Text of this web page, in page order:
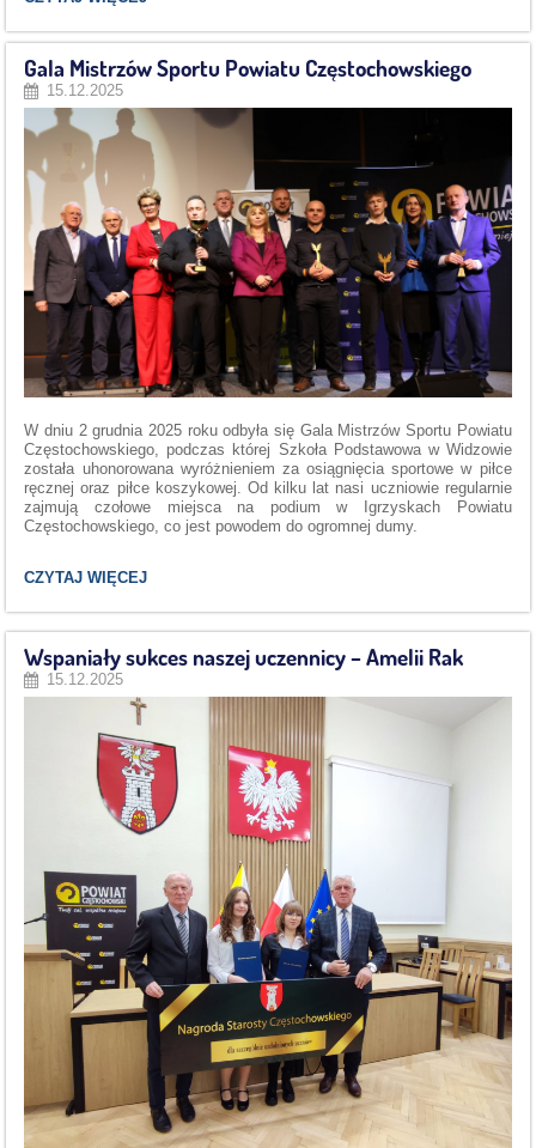
KRĘCIWILK
W
XII
POWIATOWYM
KONKURSIE
PLASTYCZNYM
„BAJKOWE
POSTACI
W
ORIGAMI”:
Gala Mistrzów Sportu Powiatu Częstochowskiego
15.12.2025
W dniu 2 grudnia 2025 roku odbyła się Gala Mistrzów Sportu Powiatu
Częstochowskiego, podczas której Szkoła Podstawowa w Widzowie
została uhonorowana wyróżnieniem za osiągnięcia sportowe w piłce
ręcznej oraz piłce koszykowej. Od kilku lat nasi uczniowie regularnie
zajmują czołowe miejsca na podium w Igrzyskach Powiatu
Częstochowskiego, co jest powodem do ogromnej dumy.
GALA
SPORTU
POWIATU
CZĘSTOCHOWSKIEGO:
CZYTAJ WIĘCEJ
Wspaniały sukces naszej uczennicy – Amelii Rak
15.12.2025